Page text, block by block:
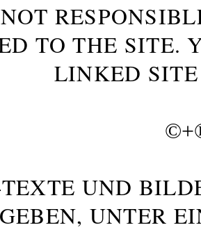
TO THE SITE.
LINKED
©+
TEXTE UND
UNTER